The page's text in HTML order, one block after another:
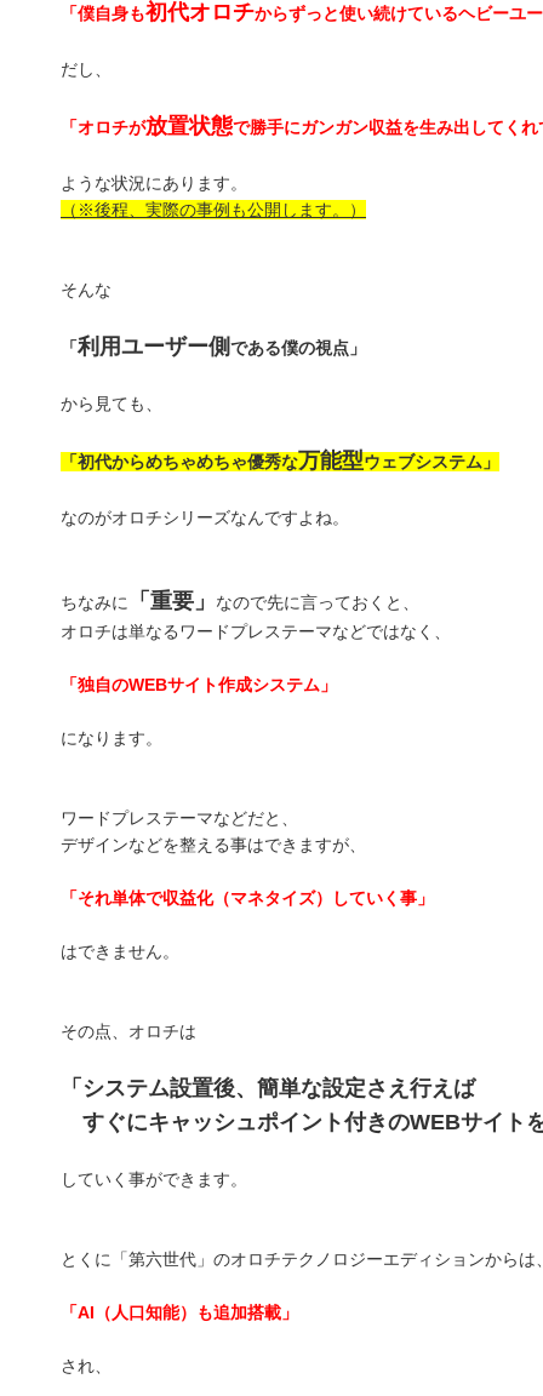
「僕自身も初代オロチからずっと使い続けているヘビーユ
だし、
「オロチが放置状態で勝手にガンガン収益を生み出してくれ
ような状況にあります。
（※後程、実際の事例も公開します。）
そんな
「利用ユーザー側である僕の視点」
から見ても、
「初代からめちゃめちゃ優秀な万能型ウェブシステム」
なのがオロチシリーズなんですよね。
ちなみに 「重要」
なので先に言っておくと、
オロチは単なるワードプレステーマなどではなく、
「独自のWEBサイト作成システム」
になります。
ワードプレステーマなどだと、
デザインなどを整える事はできますが、
「それ単体で収益化（マネタイズ）していく事」
はできません。
その点、オロチは
「システム設置後、簡単な設定さえ行えば
すぐにキャッシュポイント付きのWEBサイト
していく事ができます。
とくに「第六世代」のオロチテクノロジーエディションからは
「AI（人口知能）も追加搭載」
され、